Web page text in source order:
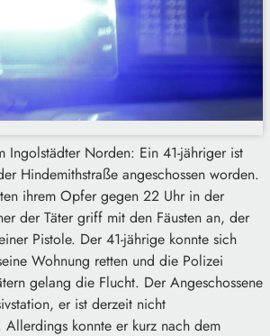
Ingolstädter Norden: Ein 41-jähriger ist
Hindemithstraße angeschossen worden.
ihrem Opfer gegen 22 Uhr in der
der Täter griff mit den Fäusten an, der
Pistole. Der 41-jährige konnte sich
Wohnung retten und die Polizei
gelang die Flucht. Der Angeschossene
er ist derzeit nicht
Allerdings konnte er kurz nach dem